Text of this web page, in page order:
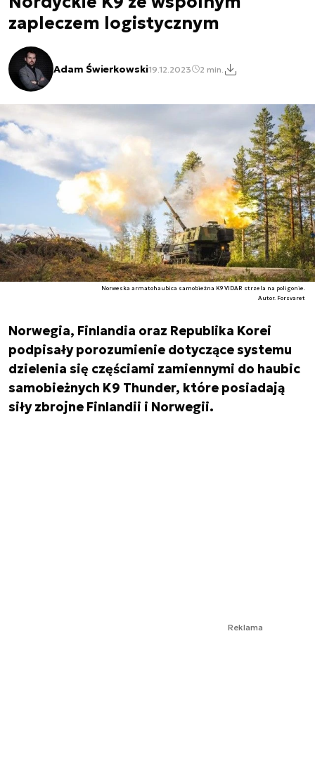
zapleczem logistycznym
Adam Świerkowski19.12.2023 2 min.
Norweska armatohaubica samobieżna K9 VIDAR strzela na poligonie.
Autor. Forsvaret
Norwegia, Finlandia oraz Republika Korei
podpisały porozumienie dotyczące systemu
dzielenia się częściami zamiennymi do haubic
samobieżnych K9 Thunder, które posiadają
siły zbrojne Finlandii i Norwegii.
Reklama